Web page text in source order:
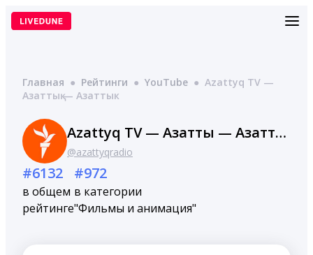
Перейти
Главная ● Рейтинги ● YouTube ● Azattyq TV —
Азаттық — Азаттык
Azattyq TV — Азаттық — Азаттык
@azattyqradio
#6132
в общем
рейтинге
#972
в категории
"Фильмы и анимация"